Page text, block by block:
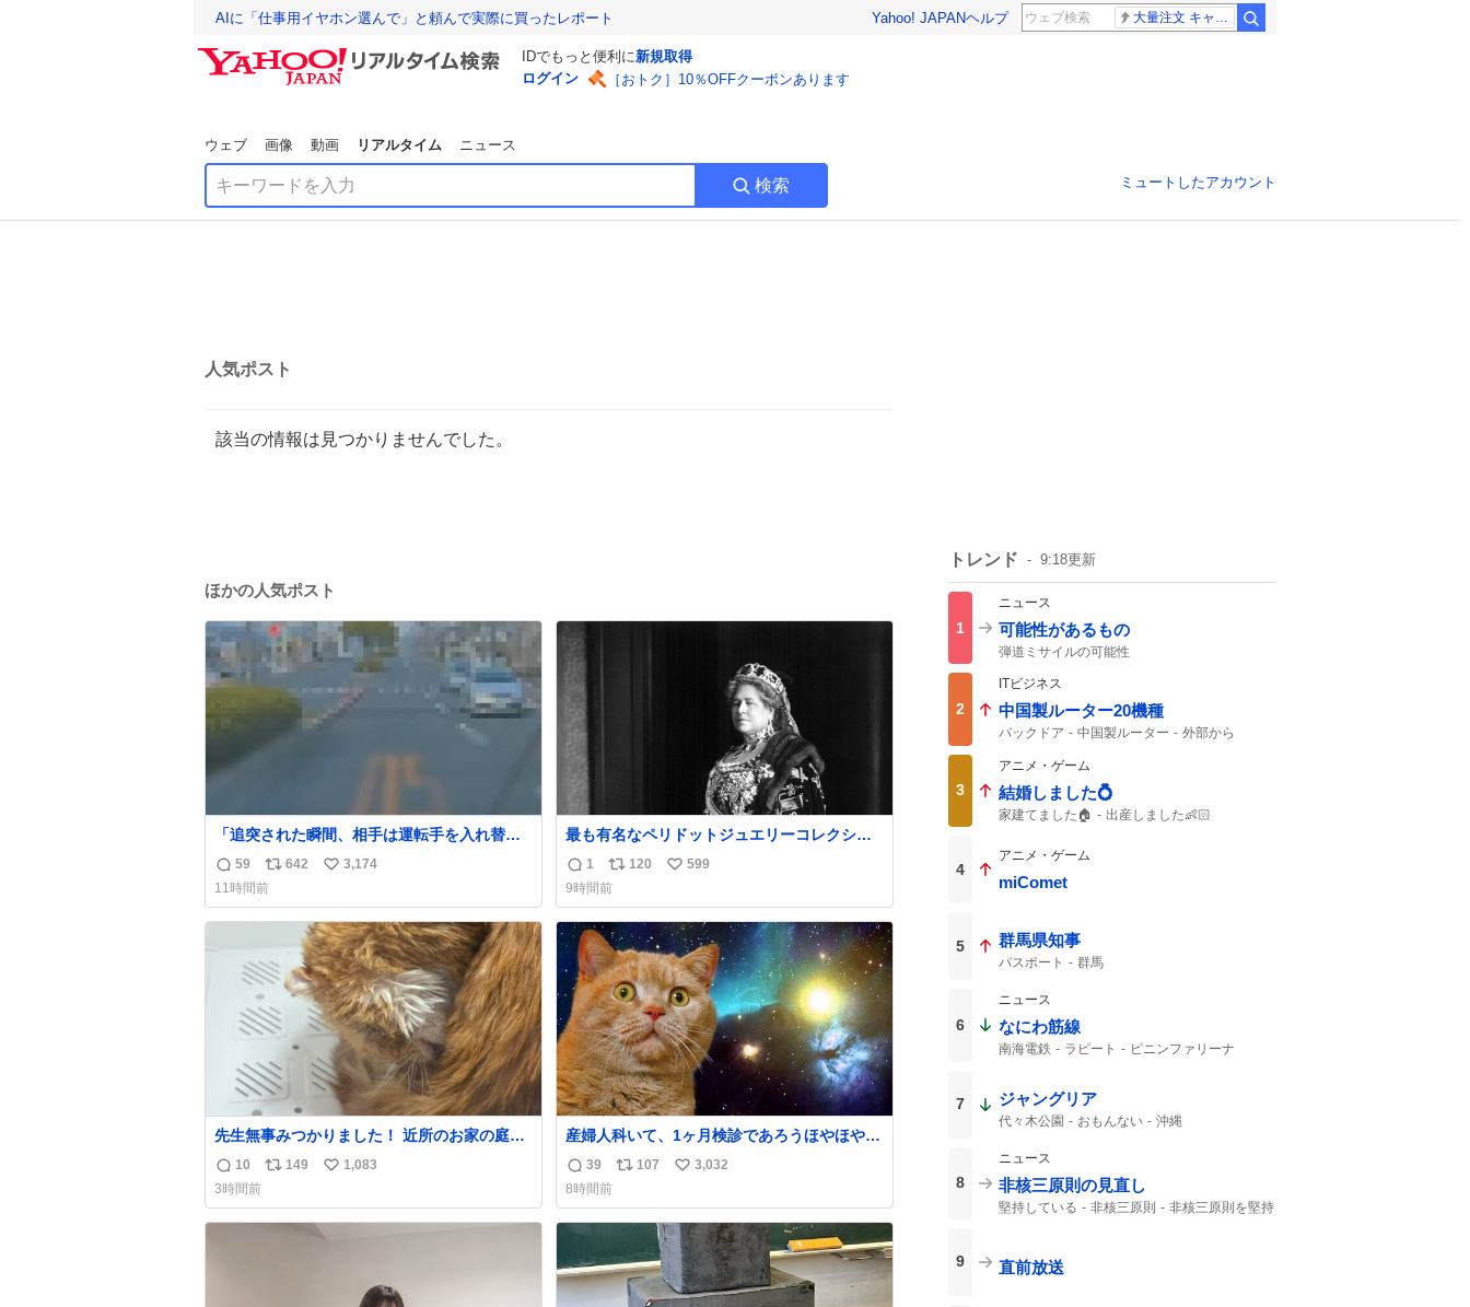
AIに「仕事用イヤホン選んで」と頼んで実際に買ったレポート Yahoo! JAPANヘルプ 大量注文 キャンセル
IDでもっと便利に新規取得
ログイン
［おトク］10％OFFクーポンあります
ウェブ 画像 動画 リアルタイム ニュース
検索 ミュートしたアカウント
人気ポスト
該当の情報は見つかりませんでした。
ほかの人気ポスト
「追突された瞬間、相手は運転手を入れ替え
てた」 これ実話。 しかも後で無免許と判明。
ドラレコ無かったら完全にやられてた案件。
#追突 #替え玉 #無免許運転
返
信
数
59
リ
ポ
ス
数
642
い
ね
数
3,174
11時間前
最も有名なペリドットジュエリーコレクショ
ンはオーストリア大公妃イザベラが所有して
いたもの。一時期キッチンペーパーに包んで
保管されていたことに衝撃💥を受けた。
返
信
数
1
リ
ポ
ス
ト
数
120
い
ね
数
599
9時間前
先生無事みつかりました！ 近所のお家の庭の
はじっこでうずくまってました💦 拡散してく
れたり探してくれたみなさん本当にありがと
ございます！ 飛び出し防止柵を増やして先生
とちょびが怖い思いをしないでいいようにし
返
信
数
10
リ
ス
149
い
ね
数
1,083
3時間前
産婦人科いて、1ヶ月検診であろうほやほや赤
ちゃん👩‍🍼と推定2,3歳の女の子👧🏻をワンオ
ペで連れてるママがいるのだけども 女の子ず
っとママの側から離れない…⁉️ 手を繋がなくて
もうろちょろしないしママが歩いたらピクミ
ンみたいにﾄﾃﾄﾃついてってるし逃走しないし
脱走しないし逃げないし走ら文字数
返
信
数
39
リ
ス
数
107
い
ね
数
3,032
8時間前
トレンド 9:18更新
1
ニュース
可能性があるもの
弾道ミサイルの可能性
北朝鮮から
日本周辺
落下した
通報してください
弾道ミサイル
防衛省 ミサイル
2
ITビジネス
中国製ルーター20機種
バックドア 中国製ルーター
外部から
3
アニメ・ゲーム
結婚しました💍
家建てました🏠
出産しました👶🏻
ガンプラ
4
アニメ・ゲーム
miComet
5 群馬県知事
パスポート 群馬
6
ニュース
なにわ筋線
南海電鉄 ラピート
ピニンファリーナ
7 ジャングリア
代々木公園 おもんない 沖縄
8
ニュース
非核三原則の見直し
堅持している 非核三原則 非核三原則を堅持
9 直前放送